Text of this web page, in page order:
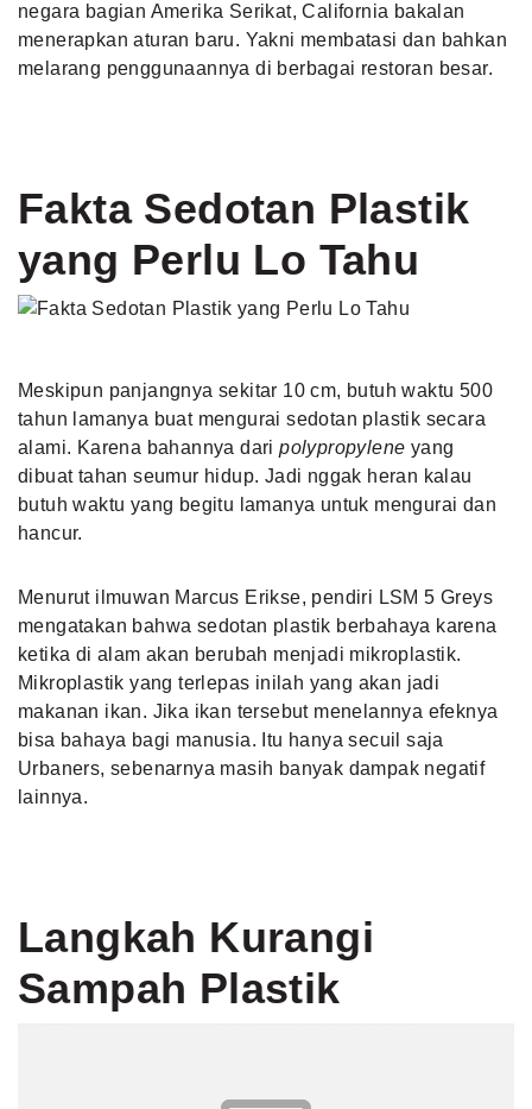
negara bagian Amerika Serikat, California bakalan
menerapkan aturan baru. Yakni membatasi dan bahkan
melarang penggunaannya di berbagai restoran besar.
Fakta Sedotan Plastik
yang Perlu Lo Tahu
Meskipun panjangnya sekitar 10 cm, butuh waktu 500
tahun lamanya buat mengurai sedotan plastik secara
alami. Karena bahannya daripolypropylene yang
dibuat tahan seumur hidup. Jadi nggak heran kalau
butuh waktu yang begitu lamanya untuk mengurai dan
hancur.
Menurut ilmuwan Marcus Erikse, pendiri LSM 5 Greys
mengatakan bahwa sedotan plastik berbahaya karena
ketika di alam akan berubah menjadi mikroplastik.
Mikroplastik yang terlepas inilah yang akan jadi
makanan ikan. Jika ikan tersebut menelannya efeknya
bisa bahaya bagi manusia. Itu hanya secuil saja
Urbaners, sebenarnya masih banyak dampak negatif
lainnya.
Langkah Kurangi
Sampah Plastik